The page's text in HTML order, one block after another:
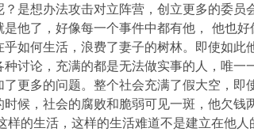
是想办法攻击对立阵营，创立更多的委员
他了，好像每一个事件中都有他， 他也
如何生活，浪费了妻子的树林。即使如此
讨论，充满的都是无法做实事的人，唯一
更多的问题。整个社会充满了假大空，即
候，社会的腐败和脆弱可见一斑，他欠钱
的生活，这样的生活难道不是建立在他人